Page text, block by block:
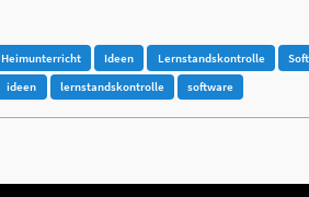
Heimunterricht Ideen Lernstandskontrolle
ideen lernstandskontrolle software